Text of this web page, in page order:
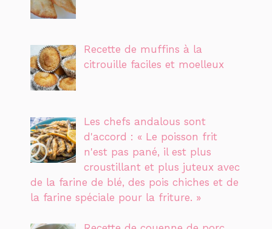
Recette de muffins à la
citrouille faciles et moelleux
Les chefs andalous sont
d'accord : « Le poisson frit
n'est pas pané, il est plus
croustillant et plus juteux avec
de la farine de blé, des pois chiches et de
la farine spéciale pour la friture. »